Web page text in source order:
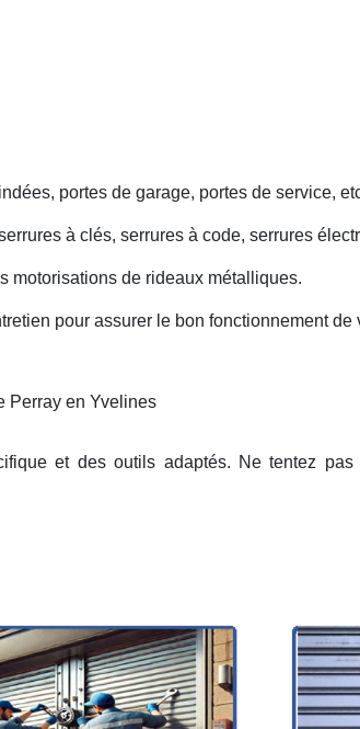
portes de garage, portes de service,
à clés, serrures à code, serrures
motorisations de rideaux métalliques.
pour assurer le bon fonctionnement de
Perray en Yvelines
et des outils adaptés. Ne tentez